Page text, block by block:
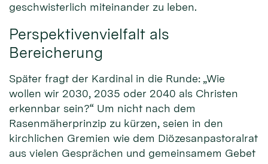
geschwisterlich miteinander zu leben.
Perspektivenvielfalt als
Bereicherung
Später fragt der Kardinal in die Runde: „Wie
wollen wir 2030, 2035 oder 2040 als Christen
erkennbar sein?“ Um nicht nach dem
Rasenmäherprinzip zu kürzen, seien in den
kirchlichen Gremien wie dem Diözesanpastoralrat
aus vielen Gesprächen und gemeinsamem Gebet